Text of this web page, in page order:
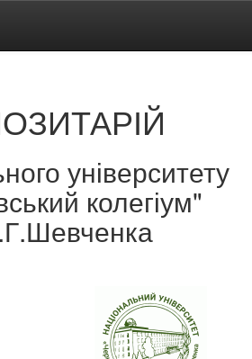
університету
колегіум"